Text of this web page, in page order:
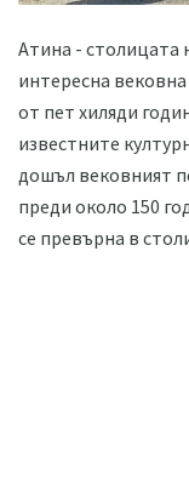
Атина - столицата
интересна
от пет хиляди
известните
дошъл вековният
преди около 150
се превърна в